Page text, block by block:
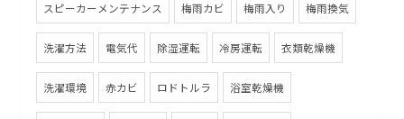
スピーカーメンテナンス 梅雨カビ 梅雨入り 梅雨換気
洗濯方法 電気代 除湿運転 冷房運転 衣類乾燥機
洗濯環境 赤カビ ロドトルラ 浴室乾燥機